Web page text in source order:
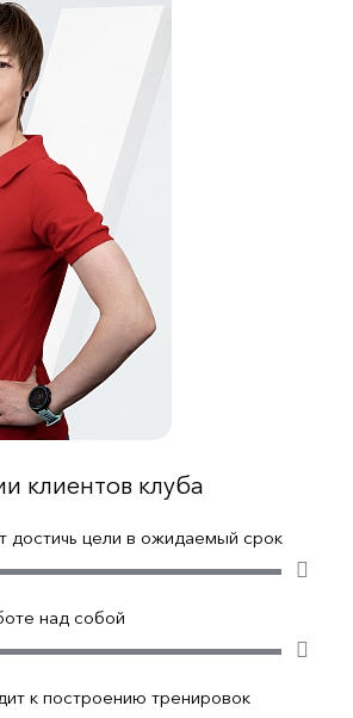
клиентов клуба
достичь цели в ожидаемый срок
над собой
к построению тренировок